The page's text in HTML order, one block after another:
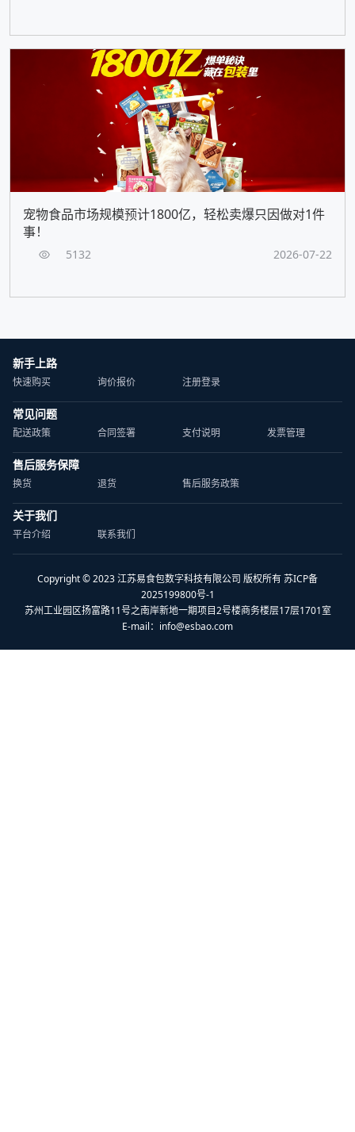
宠物食品市场规模预计1800亿，轻松卖爆只因做对1件
事！
5132 2026-07-22
新手上路
快速购买 询价报价 注册登录
常见问题
配送政策 合同签署 支付说明 发票管理
售后服务保障
换货 退货 售后服务政策
关于我们
平台介绍 联系我们
Copyright © 2023 江苏易食包数字科技有限公司 版权所有 苏ICP备
2025199800号-1
苏州工业园区扬富路11号之南岸新地一期项目2号楼商务楼层17层1701室
E-mail： info@esbao.com